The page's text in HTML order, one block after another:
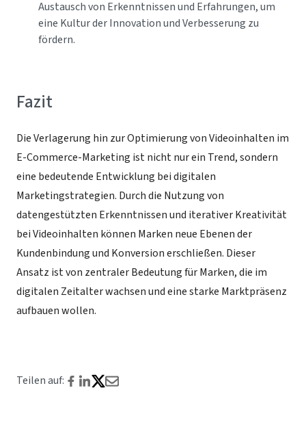
Austausch von Erkenntnissen und Erfahrungen, um
eine Kultur der Innovation und Verbesserung zu
fördern.
Fazit
Die Verlagerung hin zur Optimierung von Videoinhalten im
E-Commerce-Marketing ist nicht nur ein Trend, sondern
eine bedeutende Entwicklung bei digitalen
Marketingstrategien. Durch die Nutzung von
datengestützten Erkenntnissen und iterativer Kreativität
bei Videoinhalten können Marken neue Ebenen der
Kundenbindung und Konversion erschließen. Dieser
Ansatz ist von zentraler Bedeutung für Marken, die im
digitalen Zeitalter wachsen und eine starke Marktpräsenz
aufbauen wollen.
Teilen auf: